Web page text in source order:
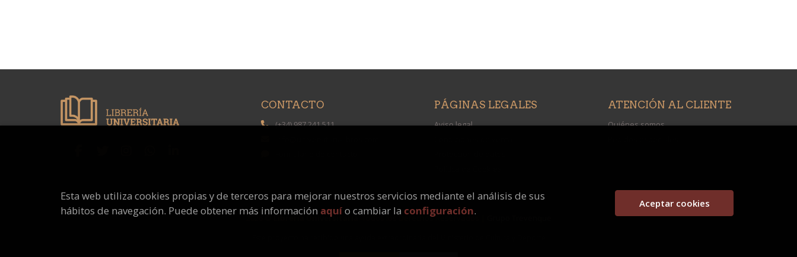
CONTACTO
(+34) 987 241 511
PÁGINAS LEGALES
Aviso legal
ATENCIÓN AL CLIENTE
Quiénes somos
2026 © Librería Universitaria. Todos los Derechos Reservados |
Esta web utiliza cookies propias y de terceros para mejorar nuestros servicios mediante el análisis de sus
hábitos de navegación. Puede obtener más información aquío cambiar la configuración.
Aceptar cookies